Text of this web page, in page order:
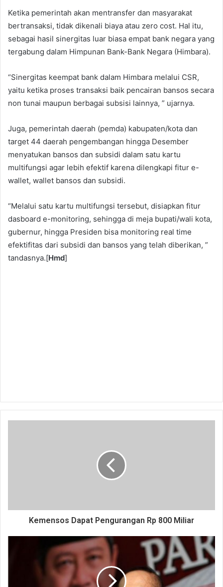
Ketika pemerintah akan mentransfer dan masyarakat
bertransaksi, tidak dikenali biaya atau zero cost. Hal itu,
sebagai hasil sinergitas luar biasa empat bank negara yang
tergabung dalam Himpunan Bank-Bank Negara (Himbara).
“Sinergitas keempat bank dalam Himbara melalui CSR,
yaitu ketika proses transaksi baik pencairan bansos secara
non tunai maupun berbagai subsisi lainnya, ” ujarnya.
Juga, pemerintah daerah (pemda) kabupaten/kota dan
target 44 daerah pengembangan hingga Desember
menyatukan bansos dan subsidi dalam satu kartu
multifungsi agar lebih efektif karena dilengkapi fitur e-
wallet, wallet bansos dan subsidi.
“Melalui satu kartu multifungsi tersebut, disiapkan fitur
dasboard e-monitoring, sehingga di meja bupati/wali kota,
gubernur, hingga Presiden bisa monitoring real time
efektifitas dari subsidi dan bansos yang telah diberikan, ”
tandasnya.[Hmd]
Kemensos Dapat Pengurangan Rp 800 Miliar